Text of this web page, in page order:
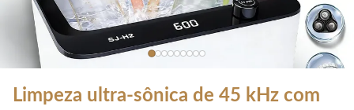
Limpeza ultra-sônica de 45 kHz com